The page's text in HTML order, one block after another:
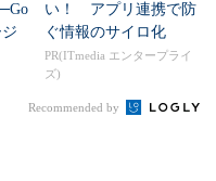
い！ アプリ連携で防
ぐ情報のサイロ化
PR(ITmedia エンタープライ
ズ)
Recommended by